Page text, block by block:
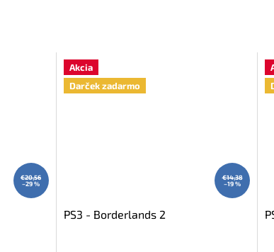
€20,56
–29 %
Akcia
Darček zadarmo
€14,38
–19 %
PS3 - Borderlands 2